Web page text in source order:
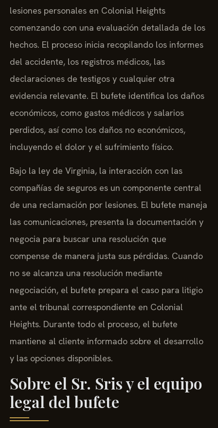
lesiones personales en Colonial Heights
comenzando con una evaluación detallada de los
hechos. El proceso inicia recopilando los informes
del accidente, los registros médicos, las
declaraciones de testigos y cualquier otra
evidencia relevante. El bufete identifica los daños
económicos, como gastos médicos y salarios
perdidos, así como los daños no económicos,
incluyendo el dolor y el sufrimiento físico.
Bajo la ley de Virginia, la interacción con las
compañías de seguros es un componente central
de una reclamación por lesiones. El bufete maneja
las comunicaciones, presenta la documentación y
negocia para buscar una resolución que
compense de manera justa sus pérdidas. Cuando
no se alcanza una resolución mediante
negociación, el bufete prepara el caso para litigio
ante el tribunal correspondiente en Colonial
Heights. Durante todo el proceso, el bufete
mantiene al cliente informado sobre el desarrollo
y las opciones disponibles.
Sobre el Sr. Sris y el equipo
legal del bufete